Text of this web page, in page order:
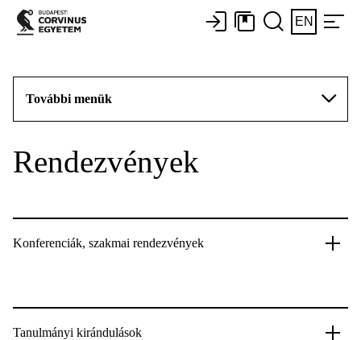
EN
További menük
Rendezvények
Konferenciák, szakmai rendezvények
Tanulmányi kirándulások